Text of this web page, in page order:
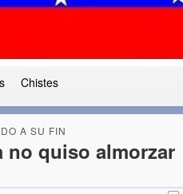
Chistes
A SU FIN
quiso almorzar